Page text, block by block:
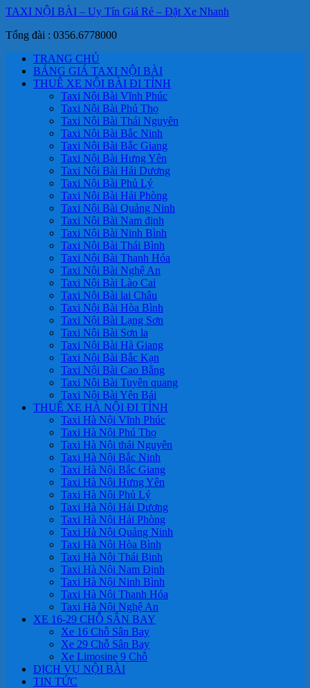
TAXI NỘI BÀI – Uy Tín Giá Rẻ – Đặt Xe Nhanh
Tổng đài : 0356.6778000
TRANG CHỦ
BẢNG GIÁ TAXI NỘI BÀI
THUÊ XE NỘI BÀI ĐI TỈNH
Taxi Nội Bài Vĩnh Phúc
Taxi Nội Bài Phú Thọ
Taxi Nội Bài Thái Nguyên
Taxi Nội Bài Bắc Ninh
Taxi Nội Bài Bắc Giang
Taxi Nội Bài Hưng Yên
Taxi Nội Bài Hải Dương
Taxi Nội Bài Phủ Lý
Taxi Nội Bài Hải Phòng
Taxi Nội Bài Quảng Ninh
Taxi Nội Bài Nam định
Taxi Nội Bài Ninh Bình
Taxi Nội Bài Thái Bình
Taxi Nội Bài Thanh Hóa
Taxi Nội Bài Nghệ An
Taxi Nội Bài Lào Cai
Taxi Nội Bài lai Châu
Taxi Nội Bài Hòa Bình
Taxi Nội Bài Lạng Sơn
Taxi Nội Bài Sơn la
Taxi Nội Bài Hà Giang
Taxi Nội Bài Bắc Kạn
Taxi Nội Bài Cao Bằng
Taxi Nội Bài Tuyên quang
Taxi Nội Bài Yên Bái
THUÊ XE HÀ NỘI ĐI TỈNH
Taxi Hà Nội Vĩnh Phúc
Taxi Hà Nội Phú Thọ
Taxi Hà Nội thái Nguyên
Taxi Hà Nội Bắc Ninh
Taxi Hà Nội Bắc Giang
Taxi Hà Nội Hưng Yên
Taxi Hà Nội Phủ Lý
Taxi Hà Nội Hải Dương
Taxi Hà Nội Hải Phòng
Taxi Hà Nội Quảng Ninh
Taxi Hà Nội Hòa Bình
Taxi Hà Nội Thái Binh
Taxi Hà Nội Nam Định
Taxi Hà Nội Ninh Bình
Taxi Hà Nội Thanh Hóa
Taxi Hà Nội Nghệ An
XE 16-29 CHỖ SÂN BAY
Xe 16 Chỗ Sân Bay
Xe 29 Chỗ Sân Bay
Xe Limosine 9 Chỗ
DỊCH VỤ NỘI BÀI
TIN TỨC